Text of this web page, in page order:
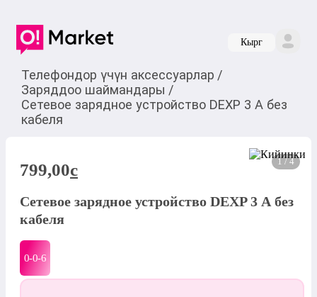
Кырг
Телефондор үчүн аксессуарлар /
Заряддоо шаймандары /
Сетевое зарядное устройство DEXP 3 А без
кабеля
1 / 4
799,00c
Сетевое зарядное устройство DEXP 3 А без
кабеля
0-0-6